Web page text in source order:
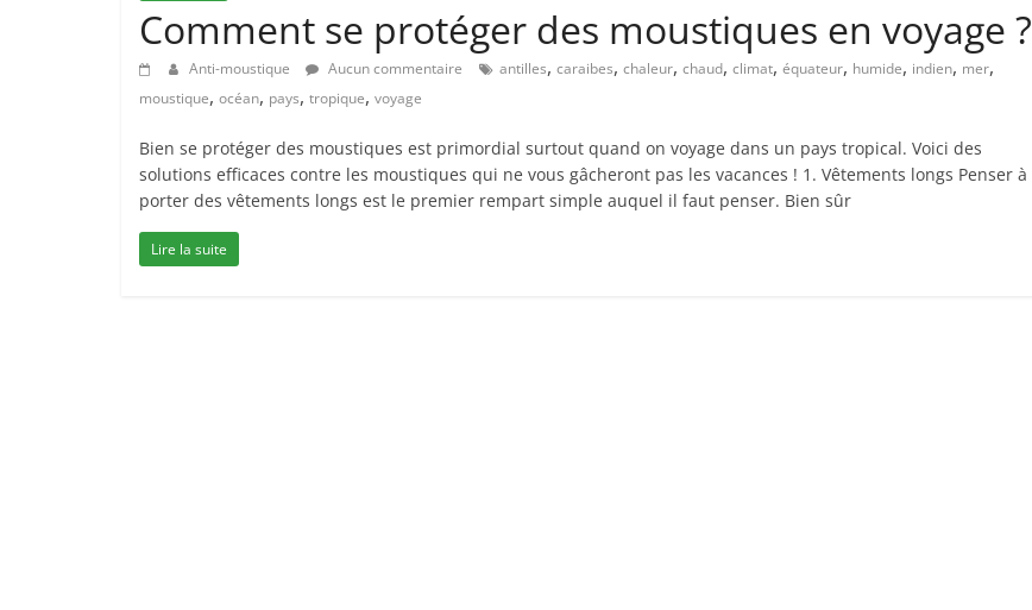
Comment se protéger des moustiques en voyage ?
Anti-moustique Aucun commentaire antilles, caraibes, chaleur, chaud, climat, équateur, humide, indien, mer,
moustique, océan, pays, tropique, voyage
Bien se protéger des moustiques est primordial surtout quand on voyage dans un pays tropical. Voici des
solutions efficaces contre les moustiques qui ne vous gâcheront pas les vacances ! 1. Vêtements longs Penser à
porter des vêtements longs est le premier rempart simple auquel il faut penser. Bien sûr
Lire la suite